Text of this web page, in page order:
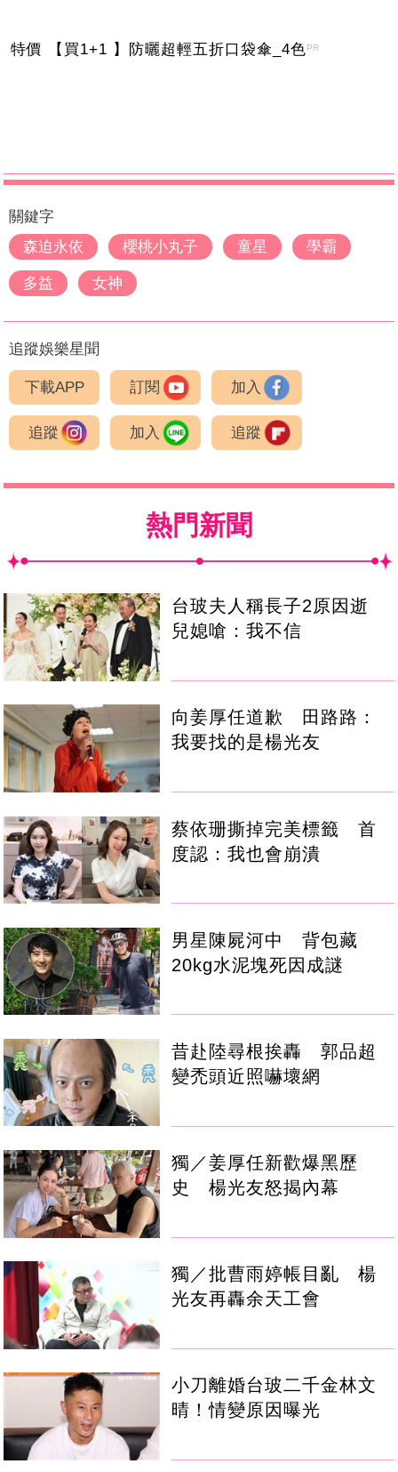
特價 【買1+1 】防曬超輕五折口袋傘_4色PR
關鍵字
森迫永依
櫻桃小丸子 童星 學霸
多益 女神
追蹤娛樂星聞
下載APP 訂閱 加入
追蹤 加入 追蹤
熱門新聞
台玻夫人稱長子2原因逝
兒媳嗆：我不信
向姜厚任道歉 田路路：
我要找的是楊光友
蔡依珊撕掉完美標籤 首
度認：我也會崩潰
男星陳屍河中 背包藏
20kg水泥塊死因成謎
昔赴陸尋根挨轟 郭品超
變禿頭近照嚇壞網
獨／姜厚任新歡爆黑歷
史 楊光友怒揭內幕
獨／批曹雨婷帳目亂 楊
光友再轟余天工會
小刀離婚台玻二千金林文
晴！情變原因曝光